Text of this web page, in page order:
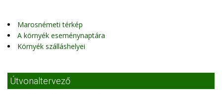
Marosnémeti térkép
A környék eseménynaptára
Környék szálláshelyei
Útvonaltervező